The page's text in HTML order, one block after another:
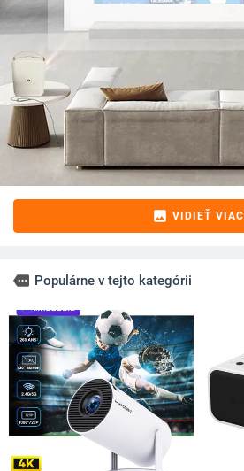
image VIDIEŤ VIAC
more Populárne v tejto kategórii